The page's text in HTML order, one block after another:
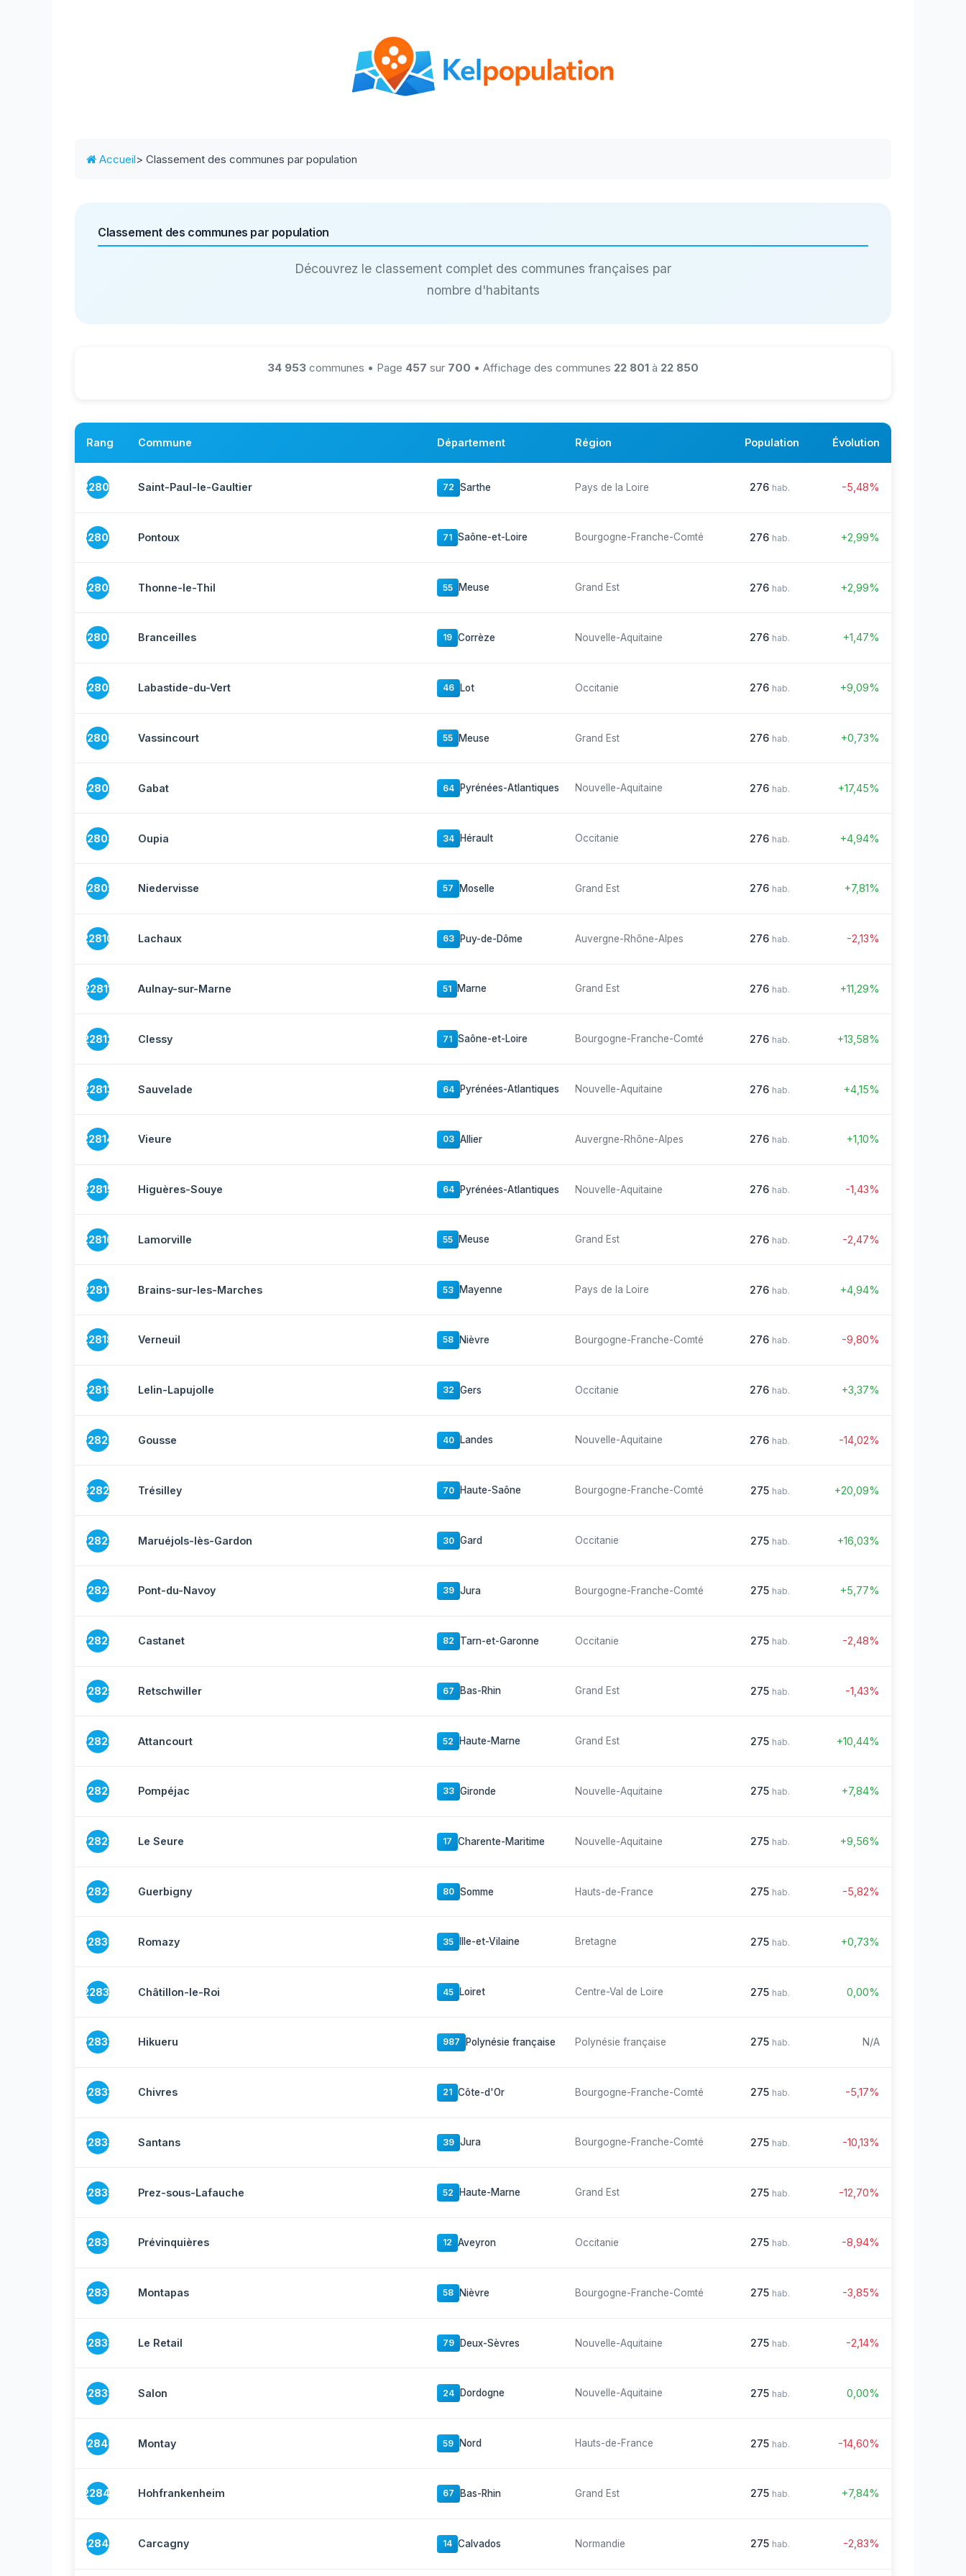
Accueil> Classement des communes par population
Classement des communes par population
Découvrez le classement complet des communes françaises par
nombre d'habitants
34 953 communes • Page 457 sur 700 • Affichage des communes 22 801 à 22 850
Rang Commune Département Région Population Évolution
22801 Saint-Paul-le-Gaultier 72 Sarthe Pays de la Loire 276 hab. -5,48%
22802 Pontoux 71 Saône-et-Loire Bourgogne-Franche-Comté 276 hab. +2,99%
22803 Thonne-le-Thil 55 Meuse Grand Est 276 hab. +2,99%
22804 Branceilles 19 Corrèze Nouvelle-Aquitaine 276 hab. +1,47%
22805 Labastide-du-Vert 46 Lot Occitanie 276 hab. +9,09%
22806 Vassincourt 55 Meuse Grand Est 276 hab. +0,73%
22807 Gabat 64 Pyrénées-Atlantiques Nouvelle-Aquitaine 276 hab. +17,45%
22808 Oupia 34 Hérault Occitanie 276 hab. +4,94%
22809 Niedervisse 57 Moselle Grand Est 276 hab. +7,81%
22810 Lachaux 63 Puy-de-Dôme Auvergne-Rhône-Alpes 276 hab. -2,13%
22811 Aulnay-sur-Marne 51 Marne Grand Est 276 hab. +11,29%
22812 Clessy 71 Saône-et-Loire Bourgogne-Franche-Comté 276 hab. +13,58%
22813 Sauvelade 64 Pyrénées-Atlantiques Nouvelle-Aquitaine 276 hab. +4,15%
22814 Vieure 03 Allier Auvergne-Rhône-Alpes 276 hab. +1,10%
22815 Higuères-Souye 64 Pyrénées-Atlantiques Nouvelle-Aquitaine 276 hab. -1,43%
22816 Lamorville 55 Meuse Grand Est 276 hab. -2,47%
22817 Brains-sur-les-Marches 53 Mayenne Pays de la Loire 276 hab. +4,94%
22818 Verneuil 58 Nièvre Bourgogne-Franche-Comté 276 hab. -9,80%
22819 Lelin-Lapujolle 32 Gers Occitanie 276 hab. +3,37%
22820 Gousse 40 Landes Nouvelle-Aquitaine 276 hab. -14,02%
22821 Trésilley 70 Haute-Saône Bourgogne-Franche-Comté 275 hab. +20,09%
22822 Maruéjols-lès-Gardon 30 Gard Occitanie 275 hab. +16,03%
22823 Pont-du-Navoy 39 Jura Bourgogne-Franche-Comté 275 hab. +5,77%
22824 Castanet 82 Tarn-et-Garonne Occitanie 275 hab. -2,48%
22825 Retschwiller 67 Bas-Rhin Grand Est 275 hab. -1,43%
22826 Attancourt 52 Haute-Marne Grand Est 275 hab. +10,44%
22827 Pompéjac 33 Gironde Nouvelle-Aquitaine 275 hab. +7,84%
22828 Le Seure 17 Charente-Maritime Nouvelle-Aquitaine 275 hab. +9,56%
22829 Guerbigny 80 Somme Hauts-de-France 275 hab. -5,82%
22830 Romazy 35 Ille-et-Vilaine Bretagne 275 hab. +0,73%
22831 Châtillon-le-Roi 45 Loiret Centre-Val de Loire 275 hab. 0,00%
22832 Hikueru 987 Polynésie française Polynésie française 275 hab. N/A
22833 Chivres 21 Côte-d'Or Bourgogne-Franche-Comté 275 hab. -5,17%
22834 Santans 39 Jura Bourgogne-Franche-Comté 275 hab. -10,13%
22835 Prez-sous-Lafauche 52 Haute-Marne Grand Est 275 hab. -12,70%
22836 Prévinquières 12 Aveyron Occitanie 275 hab. -8,94%
22837 Montapas 58 Nièvre Bourgogne-Franche-Comté 275 hab. -3,85%
22838 Le Retail 79 Deux-Sèvres Nouvelle-Aquitaine 275 hab. -2,14%
22839 Salon 24 Dordogne Nouvelle-Aquitaine 275 hab. 0,00%
22840 Montay 59 Nord Hauts-de-France 275 hab. -14,60%
22841 Hohfrankenheim 67 Bas-Rhin Grand Est 275 hab. +7,84%
22842 Carcagny 14 Calvados Normandie 275 hab. -2,83%